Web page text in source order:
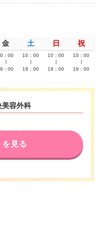
金 土 日 祝
：00
：00
10：00
19：00
10：00
19：00
10：00
19：00
容外科
を見る